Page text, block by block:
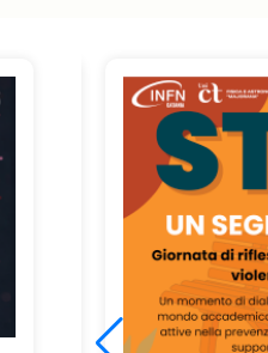
sia!